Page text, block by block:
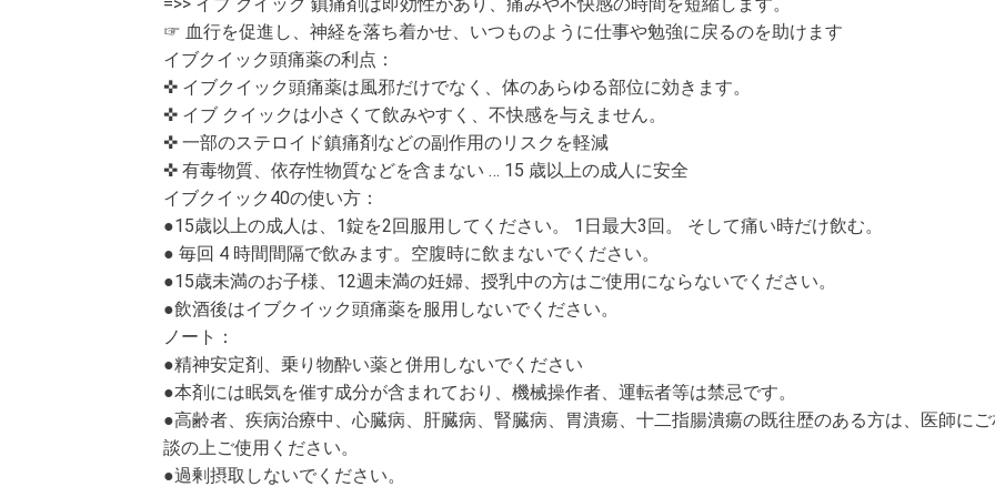
☞ 血行を促進し、神経を落ち着かせ、いつものように仕事や勉強に戻るのを助けます
イブクイック頭痛薬の利点：
✜ イブクイック頭痛薬は風邪だけでなく、体のあらゆる部位に効きます。
✜ イブ クイックは小さくて飲みやすく、不快感を与えません。
✜ 一部のステロイド鎮痛剤などの副作用のリスクを軽減
✜ 有毒物質、依存性物質などを含まない … 15 歳以上の成人に安全
イブクイック40の使い方：
●15歳以上の成人は、1錠を2回服用してください。 1日最大3回。 そして痛い時だけ飲む。
● 毎回 4 時間間隔で飲みます。空腹時に飲まないでください。
●15歳未満のお子様、12週未満の妊婦、授乳中の方はご使用にならないでください。
●飲酒後はイブクイック頭痛薬を服用しないでください。
ノート：
●精神安定剤、乗り物酔い薬と併用しないでください
●本剤には眠気を催す成分が含まれており、機械操作者、運転者等は禁忌です。
●高齢者、疾病治療中、心臓病、肝臓病、腎臓病、胃潰瘍、十二指腸潰瘍の既往歴のある方は、医師に
談の上ご使用ください。
●過剰摂取しないでください。